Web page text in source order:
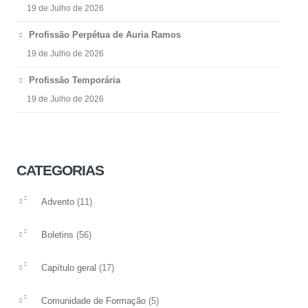
19 de Julho de 2026
Profissão Perpétua de Auria Ramos
19 de Julho de 2026
Profissão Temporária
19 de Julho de 2026
CATEGORIAS
Advento (11)
Boletins (56)
Capítulo geral (17)
Comunidade de Formação (5)